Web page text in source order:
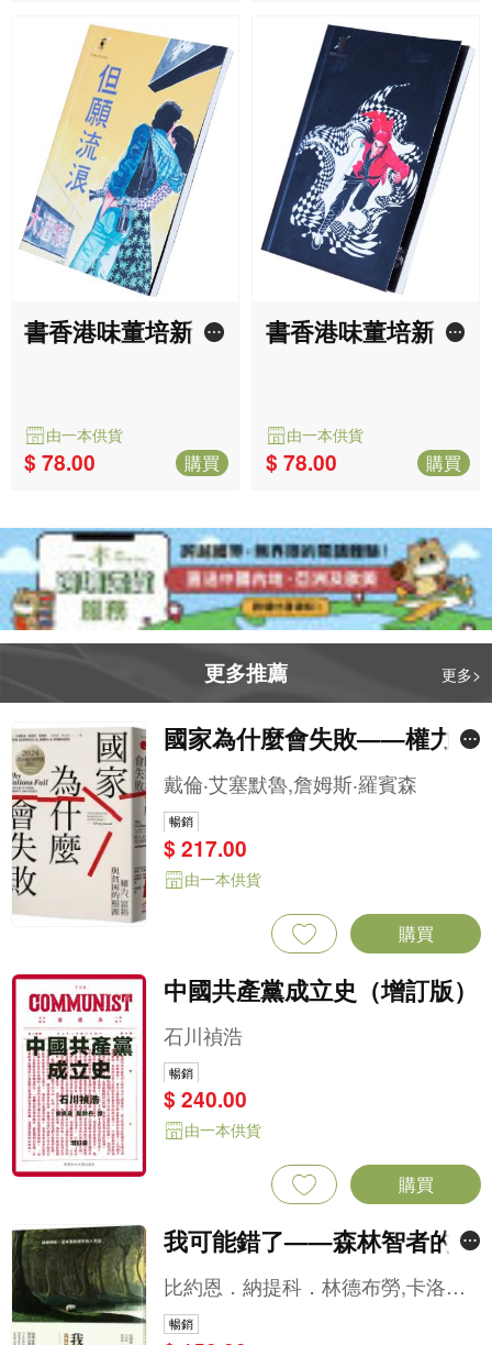
由一本供貨
$ 78.00 購買
由一本供貨
$ 78.00 購買
國家為什麼會失敗——權力、
$ 217.00
購買
中國共產黨成立史（增訂版）
石川禎浩
$ 240.00
由一本供貨
購買
我可能錯了——森林智者的最
後一堂人生課
比約恩．納提科．林德布勞,卡洛
琳．班克勒(Caroline Bankler),納維
德．莫迪里(Navid Modiri)
由一本供貨
雙照樓詩詞藳（增修版）
汪精衛
由一本供貨
購買